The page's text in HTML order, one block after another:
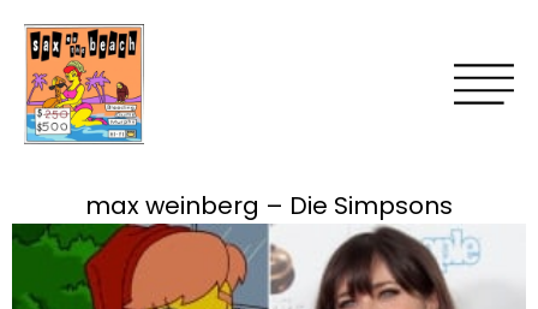
max weinberg – Die Simpsons